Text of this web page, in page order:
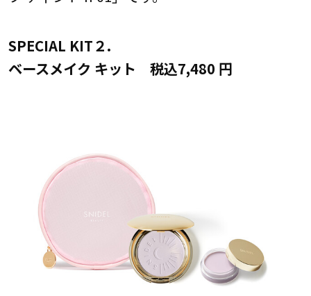
SPECIAL KIT２.
ベースメイク キット 税込7,480 円